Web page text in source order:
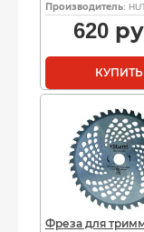
Производитель:
620
КУПИТЬ
Фреза для